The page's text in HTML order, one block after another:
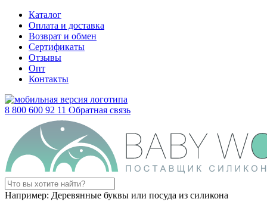
Каталог
Оплата и доставка
Возврат и обмен
Сертификаты
Отзывы
Опт
Контакты
8 800 600 92 11 Обратная связь
Например: Деревянные буквы или посуда из силикона